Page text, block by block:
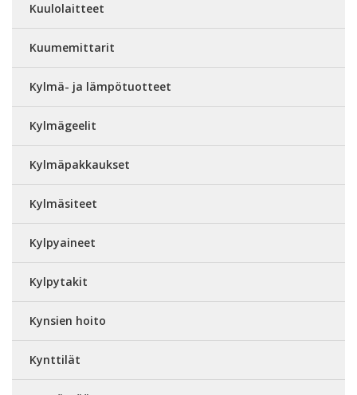
Kuulolaitteet
Kuumemittarit
Kylmä- ja lämpötuotteet
Kylmägeelit
Kylmäpakkaukset
Kylmäsiteet
Kylpyaineet
Kylpytakit
Kynsien hoito
Kynttilät